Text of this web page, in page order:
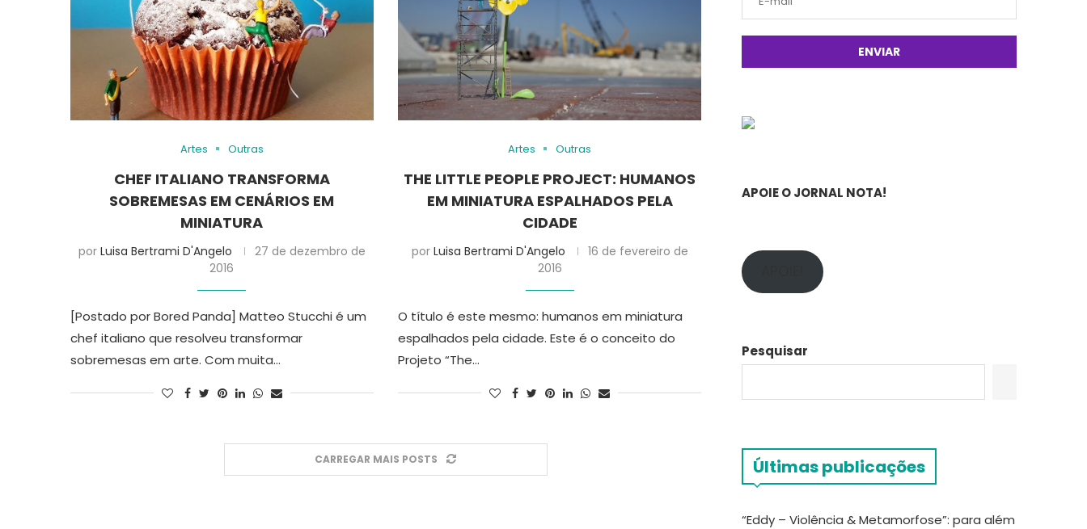
Artes Outras
CHEF ITALIANO TRANSFORMA
SOBREMESAS EM CENÁRIOS EM
MINIATURA
por Luisa Bertrami D'Angelo
27 de dezembro de
2016
[Postado por Bored Panda] Matteo Stucchi é um
chef italiano que resolveu transformar
sobremesas em arte. Com muita…
Artes Outras
THE LITTLE PEOPLE PROJECT: HUMANOS
EM MINIATURA ESPALHADOS PELA
CIDADE
por Luisa Bertrami D'Angelo
16 de fevereiro de
2016
O título é este mesmo: humanos em miniatura
espalhados pela cidade. Este é o conceito do
Projeto “The…
CARREGAR MAIS POSTS
APOIE O JORNAL NOTA!
Pesquisar
Últimas publicações
“Eddy – Violência & Metamorfose”: para além